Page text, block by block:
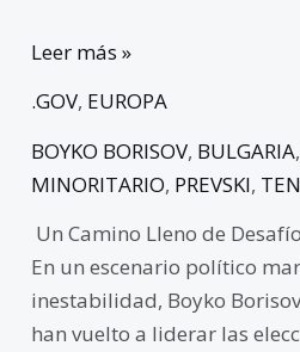
Leer más »
.GOV, EUROPA
BOYKO BORISOV, BULGARIA
MINORITARIO, PREVSKI,
Un Camino Lleno de
En un escenario político
inestabilidad, Boyko
han vuelto a liderar las